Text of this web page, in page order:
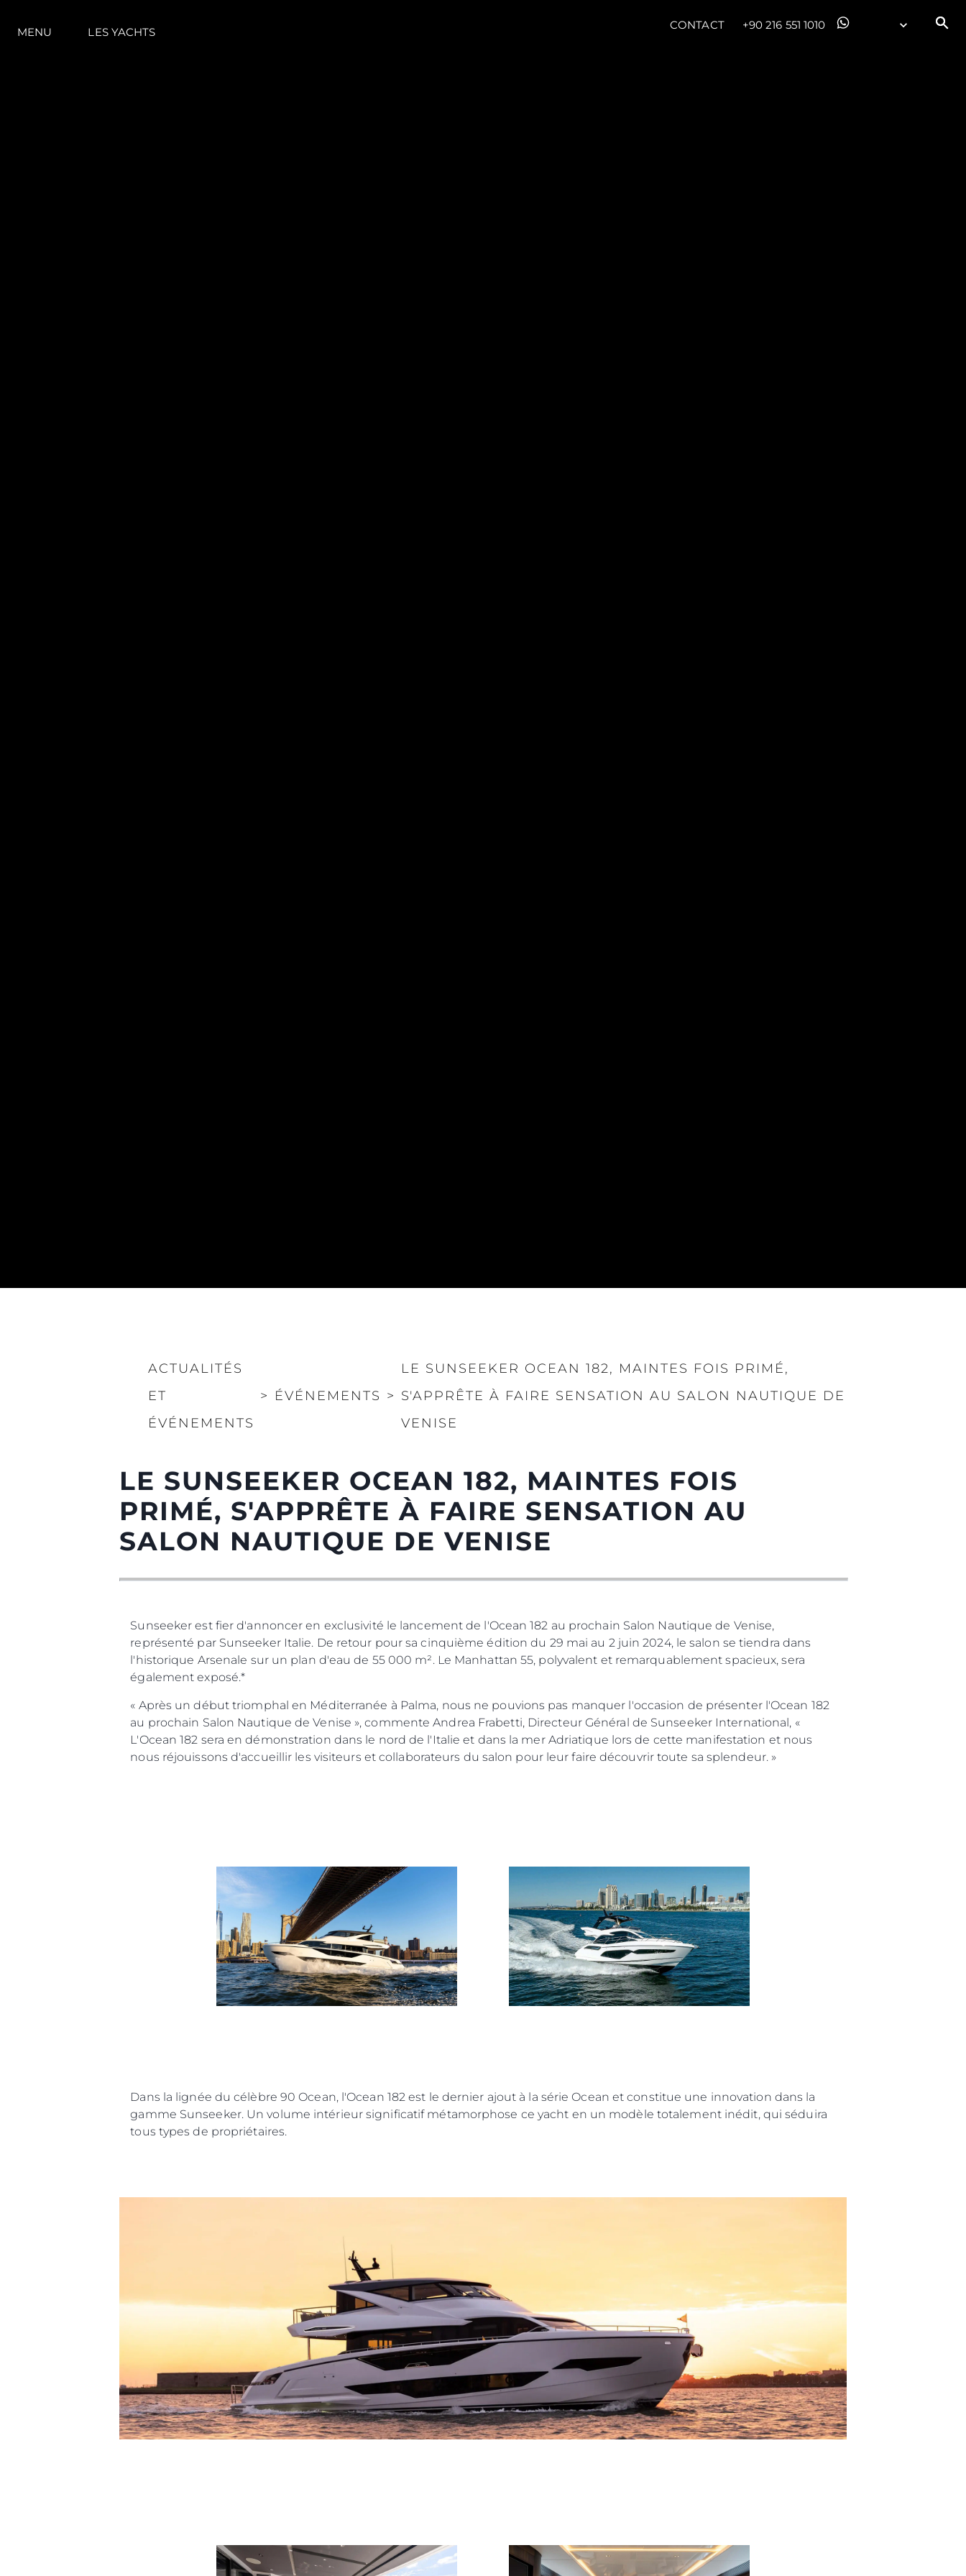
MENU LES YACHTS
CONTACT +90 216 551 1010
ACTUALITÉS
ET
ÉVÉNEMENTS
> ÉVÉNEMENTS >
LE SUNSEEKER OCEAN 182, MAINTES FOIS PRIMÉ,
S'APPRÊTE À FAIRE SENSATION AU SALON NAUTIQUE DE
VENISE
LE SUNSEEKER OCEAN 182, MAINTES FOIS
PRIMÉ, S'APPRÊTE À FAIRE SENSATION AU
SALON NAUTIQUE DE VENISE
Sunseeker est fier d'annoncer en exclusivité le lancement de l'Ocean 182 au prochain Salon Nautique de Venise,
représenté par Sunseeker Italie. De retour pour sa cinquième édition du 29 mai au 2 juin 2024, le salon se tiendra dans
l'historique Arsenale sur un plan d'eau de 55 000 m². Le Manhattan 55, polyvalent et remarquablement spacieux, sera
également exposé.*
« Après un début triomphal en Méditerranée à Palma, nous ne pouvions pas manquer l'occasion de présenter l'Ocean 182
au prochain Salon Nautique de Venise », commente Andrea Frabetti, Directeur Général de Sunseeker International, «
L'Ocean 182 sera en démonstration dans le nord de l'Italie et dans la mer Adriatique lors de cette manifestation et nous
nous réjouissons d'accueillir les visiteurs et collaborateurs du salon pour leur faire découvrir toute sa splendeur. »
Dans la lignée du célèbre 90 Ocean, l'Ocean 182 est le dernier ajout à la série Ocean et constitue une innovation dans la
gamme Sunseeker. Un volume intérieur significatif métamorphose ce yacht en un modèle totalement inédit, qui séduira
tous types de propriétaires.
Préférences De Cookies
TERMES ET CONDITIONS
POLITIQUE DE COOKIES
RECRUTEMENT
Nouvelles
Événements
L'innovation
La Société
Notre Équipe
Style De Vie
Notre Héritage